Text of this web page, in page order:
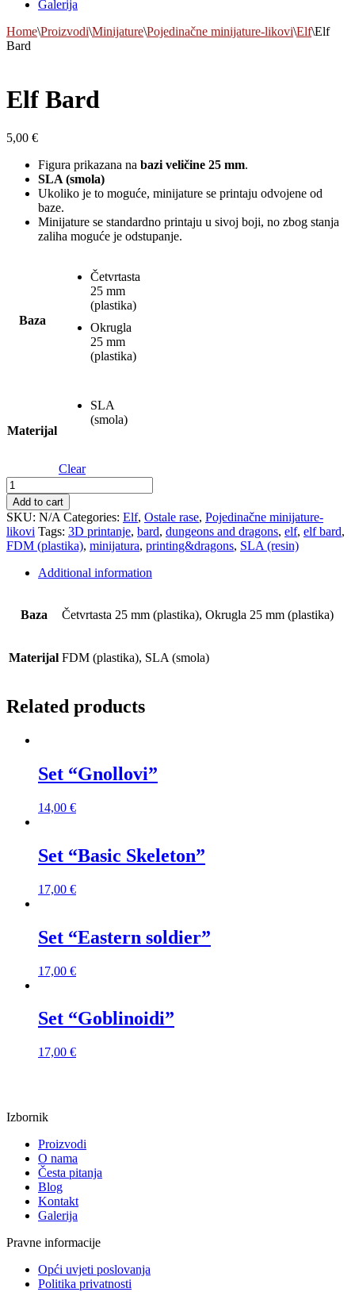
Galerija
Home\Proizvodi\Minijature\Pojedinačne minijature-likovi\Elf\Elf
Bard
Elf Bard
5,00 €
Figura prikazana na bazi veličine 25 mm.
SLA (smola)
Ukoliko je to moguće, minijature se printaju odvojene od
baze.
Minijature se standardno printaju u sivoj boji, no zbog stanja
zaliha moguće je odstupanje.
Baza
Četvrtasta
25 mm
(plastika)
Okrugla
25 mm
(plastika)
Materijal
SLA
(smola)
Clear
Elf
Bard
quantity
Add to cart
SKU: N/A Categories: Elf, Ostale rase, Pojedinačne minijature-
likovi Tags: 3D printanje, bard, dungeons and dragons, elf, elf bard,
FDM (plastika), minijatura, printing&dragons, SLA (resin)
Additional information
Baza Četvrtasta 25 mm (plastika), Okrugla 25 mm (plastika)
Materijal FDM (plastika), SLA (smola)
Related products
Set “Gnollovi”
14,00 €
Set “Basic Skeleton”
17,00 €
Set “Eastern soldier”
17,00 €
Set “Goblinoidi”
17,00 €
Izbornik
Proizvodi
O nama
Česta pitanja
Blog
Kontakt
Galerija
Pravne informacije
Opći uvjeti poslovanja
Politika privatnosti